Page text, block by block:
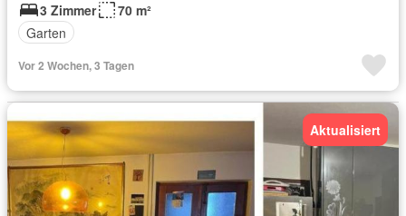
3 Zimmer
70 m²
Garten
Vor 2 Wochen, 3 Tagen
Aktualisiert